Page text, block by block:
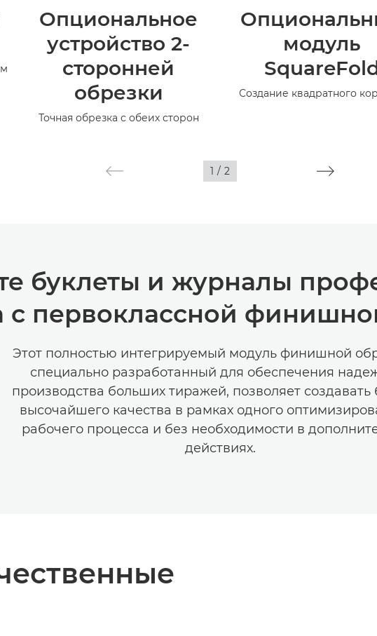
Опциональное
устройство 2-
сторонней
обрезки
Точная обрезка с обеих сторон
модуль
Создание квадратного
1 / 2
буклеты и журналы
с первоклассной
Этот полностью интегрируемый модуль финишной
специально разработанный для обеспечения
производства больших тиражей, позволяет создавать
высочайшего качества в рамках одного
рабочего процесса и без необходимости в
действиях.